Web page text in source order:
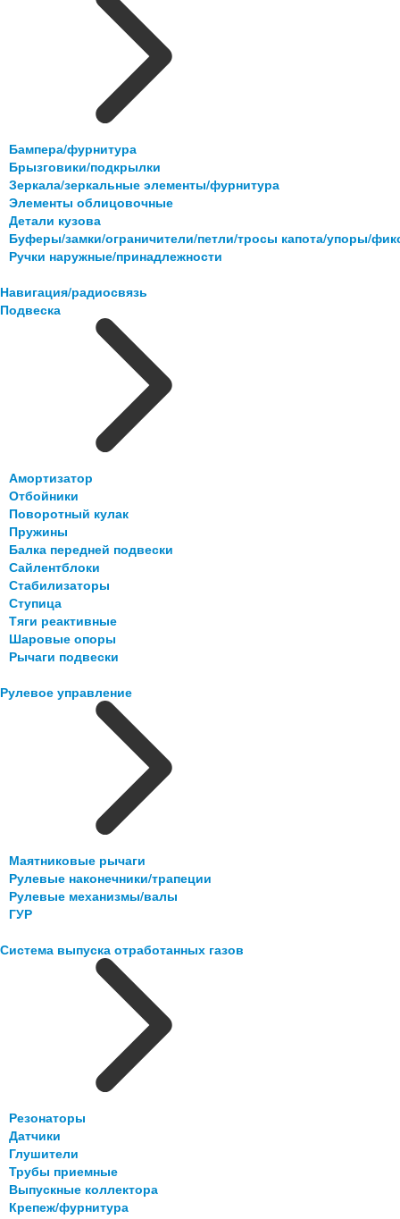
Бампера/фурнитура
Брызговики/подкрылки
Зеркала/зеркальные элементы/фурнитура
Элементы облицовочные
Детали кузова
Буферы/замки/ограничители/петли/тросы капота/упоры/
Ручки наружные/принадлежности
Навигация/радиосвязь
Подвеска
Амортизатор
Отбойники
Поворотный кулак
Пружины
Балка передней подвески
Сайлентблоки
Стабилизаторы
Ступица
Тяги реактивные
Шаровые опоры
Рычаги подвески
Рулевое управление
Маятниковые рычаги
Рулевые наконечники/трапеции
Рулевые механизмы/валы
ГУР
Система выпуска отработанных газов
Резонаторы
Датчики
Глушители
Трубы приемные
Выпускные коллектора
Крепеж/фурнитура